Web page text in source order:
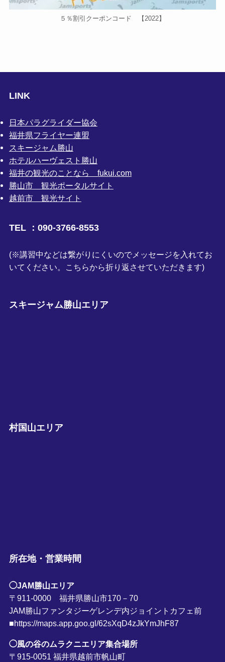
５％割引クーポンコード 【2022】
LINK
日本パラグライダー協会
福井県フライヤー連盟
スキージャム勝山
ホテルハーヴェスト勝山
福井の観光のことなら fukui.com
勝山市 観光ポータルサイト
越前市 観光サイト
TEL ：090-3766-8553
(※講習中などは繋がりにくいのでメッセージを入れてお
いてください。こちらから折り返させていただきます)
スキージャム勝山エリア
村国山エリア
所在地・営業時間
◯JAM勝山エリア
〒911-0000 福井県勝山市170－70
JAM勝山ファンタジーゲレンデ内ジョイントカフェ前
■https://maps.app.goo.gl/62sXqD4zJkYmJhF87
◯風の谷のムラクニエリア集合場所
〒915-0051 福井県越前市帆山町